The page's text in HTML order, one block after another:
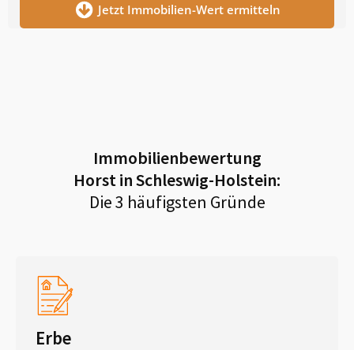
Jetzt Immobilien-Wert ermitteln
Immobilienbewertung
Horst in Schleswig-Holstein:
Die 3 häufigsten Gründe
Erbe